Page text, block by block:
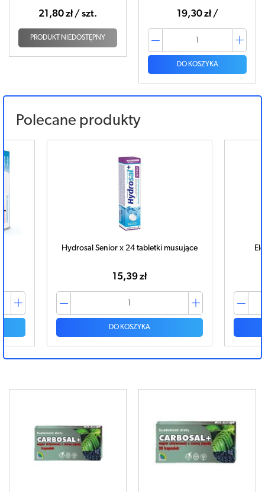
21,80 zł / szt.
PRODUKT NIEDOSTĘPNY
19,30 zł /
DO KOSZYKA
Polecane produkty
Hydrosal Senior x 24 tabletki musujące
15,39 zł
DO KOSZYKA